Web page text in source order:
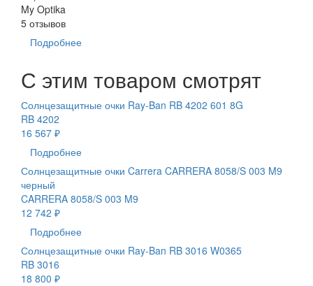
My Optika
5 отзывов
Подробнее
С этим товаром смотрят
Солнцезащитные очки Ray-Ban RB 4202 601 8G
RB 4202
16 567 ₽
Подробнее
Солнцезащитные очки Carrera CARRERA 8058/S 003 M9
черный
CARRERA 8058/S 003 M9
12 742 ₽
Подробнее
Солнцезащитные очки Ray-Ban RB 3016 W0365
RB 3016
18 800 ₽